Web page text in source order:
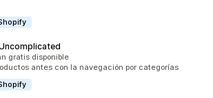
total
gratis disponible
antes con la navegación por categorías